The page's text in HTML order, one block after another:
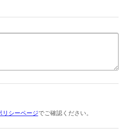
リシーページでご確認ください。